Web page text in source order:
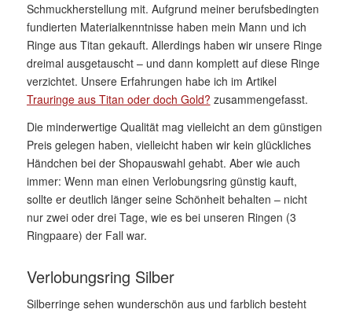
Schmuckherstellung mit. Aufgrund meiner berufsbedingten
fundierten Materialkenntnisse haben mein Mann und ich
Ringe aus Titan gekauft. Allerdings haben wir unsere Ringe
dreimal ausgetauscht – und dann komplett auf diese Ringe
verzichtet. Unsere Erfahrungen habe ich im Artikel
Trauringe aus Titan oder doch Gold? zusammengefasst.
Die minderwertige Qualität mag vielleicht an dem günstigen
Preis gelegen haben, vielleicht haben wir kein glückliches
Händchen bei der Shopauswahl gehabt. Aber wie auch
immer: Wenn man einen Verlobungsring günstig kauft,
sollte er deutlich länger seine Schönheit behalten – nicht
nur zwei oder drei Tage, wie es bei unseren Ringen (3
Ringpaare) der Fall war.
Verlobungsring Silber
Silberringe sehen wunderschön aus und farblich besteht